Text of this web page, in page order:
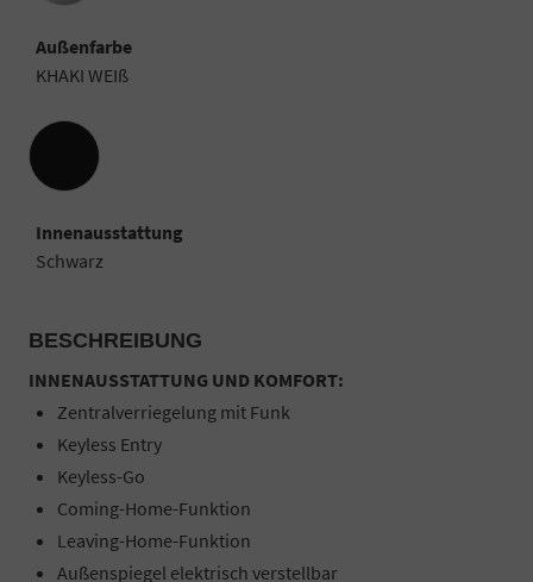
Außenfarbe
KHAKI WEIß
Innenausstattung
Innenausstattung
Schwarz
BESCHREIBUNG
INNENAUSSTATTUNG UND KOMFORT:
Zentralverriegelung mit Funk
Keyless Entry
Keyless-Go
Coming-Home-Funktion
Leaving-Home-Funktion
Außenspiegel elektrisch verstellbar